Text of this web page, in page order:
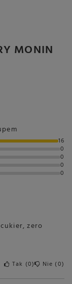
MONIN
16
0
0
0
0
zero
Tak 0 Nie 0